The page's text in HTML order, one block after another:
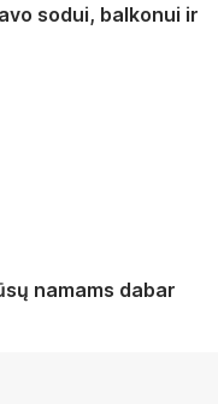
sodui, balkonui ir
namams dabar